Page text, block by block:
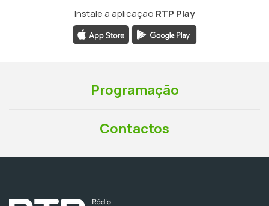
Instale a aplicação RTP Play
Programação
Contactos